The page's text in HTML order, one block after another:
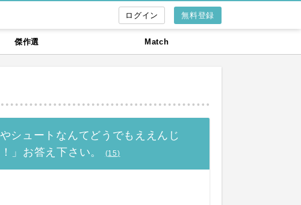
無料登録
傑作選 Match
シュートなんてどうでもええんじ
」お答え下さい。
(15)